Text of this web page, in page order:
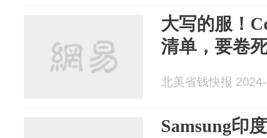
大写的服！
清单，要卷
北美省钱快报
Samsung印